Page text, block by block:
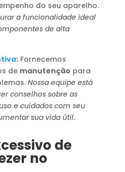
do seu aparelho.
a funcionalidade ideal
de alta
:Fornecemos
de manutenção para
Nossa equipe está
conselhos sobre as
e cuidados com seu
sua vida útil.
de
no